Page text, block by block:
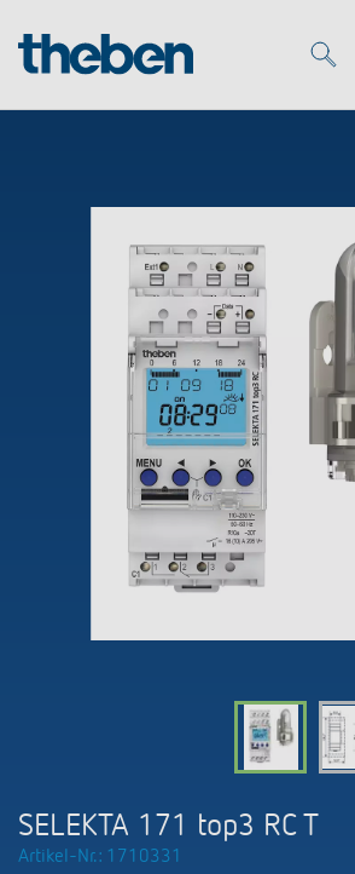
Energy Manager
Smart Home
Präsenzmelder &
LED-Leuchten
OEM-Lösungen
Ansprechpartner OEM
OEM-Referenzen
Zeit- und Lichtsteuerung
DALI-2 Lichtsteuerung
KNX-Systeme
Apps
Downloads
Kataloge und Prospekte
Konformitätserklärungen
Unternehmen
Theben AG
News
Nachhaltigkeit
Kontakt
Technischer Support
Vertrieb Deutschland
SELEKTA 171 top3 RC T
Artikel-Nr.: 1710331